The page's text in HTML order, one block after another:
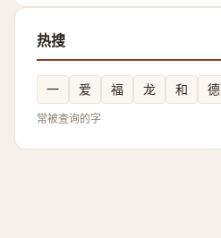
热搜
一 爱 福 龙 和 德
常被查询的字